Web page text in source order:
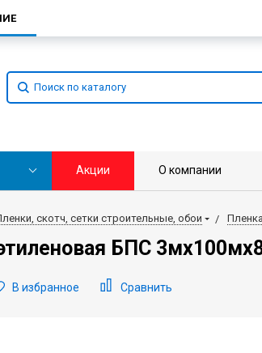
Акции О компании
скотч, сетки строительные, обои
БПС
В избранное Сравнить